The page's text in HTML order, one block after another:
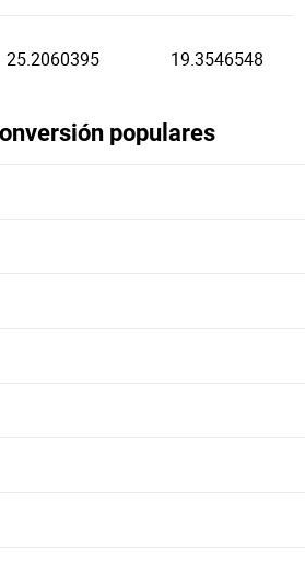
25.2060395 19.3546548
populares